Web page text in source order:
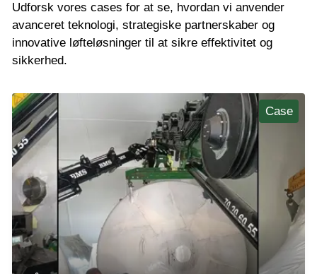
Udforsk vores cases for at se, hvordan vi anvender
avanceret teknologi, strategiske partnerskaber og
innovative løfteløsninger til at sikre effektivitet og
sikkerhed.
Case